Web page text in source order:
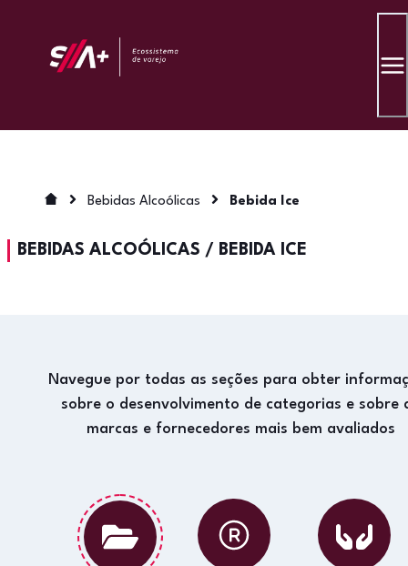
Bebidas Alcoólicas Bebida Ice
BEBIDAS ALCOÓLICAS / BEBIDA ICE
Navegue por todas as seções para obter
sobre o desenvolvimento de categorias e sobre
marcas e fornecedores mais bem avaliados